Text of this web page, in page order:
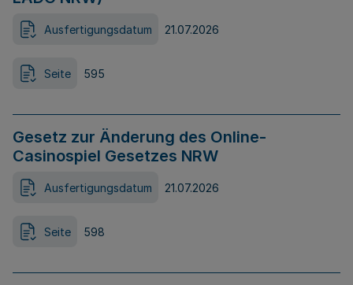
Ausfertigungsdatum 21.07.2026
Seite 595
Gesetz zur Änderung des Online-
Casinospiel Gesetzes NRW
Ausfertigungsdatum 21.07.2026
Seite 598